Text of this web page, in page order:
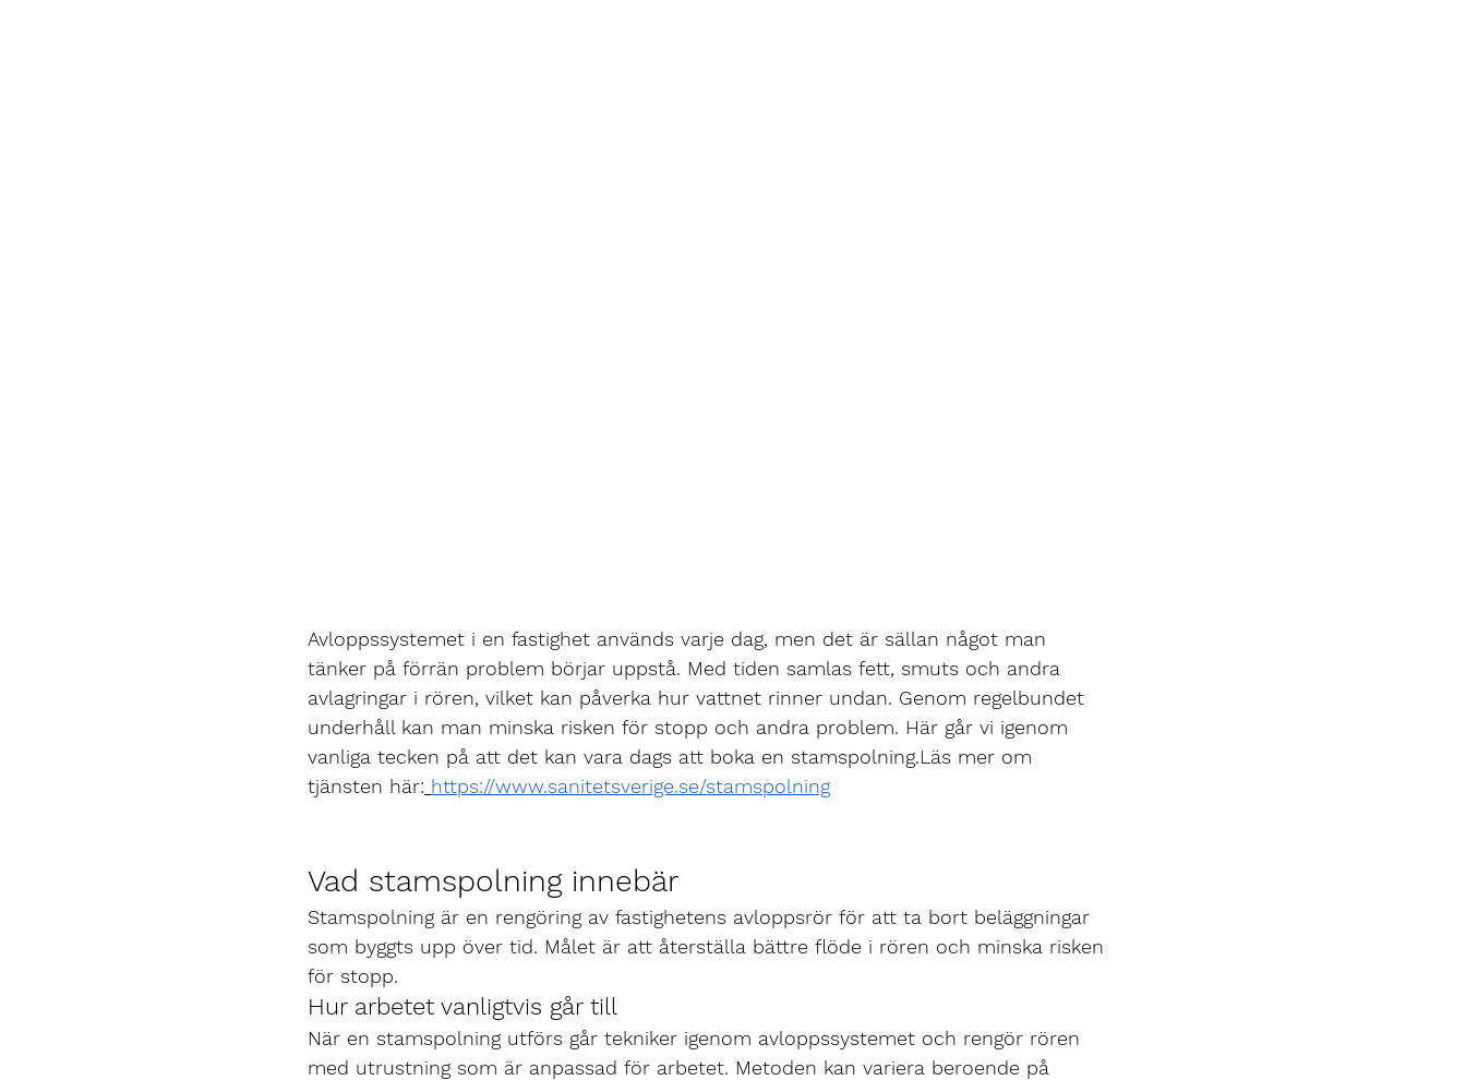
Avloppssystemet i en fastighet används varje dag, men det är sällan något man
tänker på förrän problem börjar uppstå. Med tiden samlas fett, smuts och andra
avlagringar i rören, vilket kan påverka hur vattnet rinner undan. Genom regelbundet
underhåll kan man minska risken för stopp och andra problem. Här går vi igenom
vanliga tecken på att det kan vara dags att boka en stamspolning.Läs mer om
tjänsten här: https://www.sanitetsverige.se/stamspolning
Vad stamspolning innebär
Stamspolning är en rengöring av fastighetens avloppsrör för att ta bort beläggningar
som byggts upp över tid. Målet är att återställa bättre flöde i rören och minska risken
för stopp.
Hur arbetet vanligtvis går till
När en stamspolning utförs går tekniker igenom avloppssystemet och rengör rören
med utrustning som är anpassad för arbetet. Metoden kan variera beroende på